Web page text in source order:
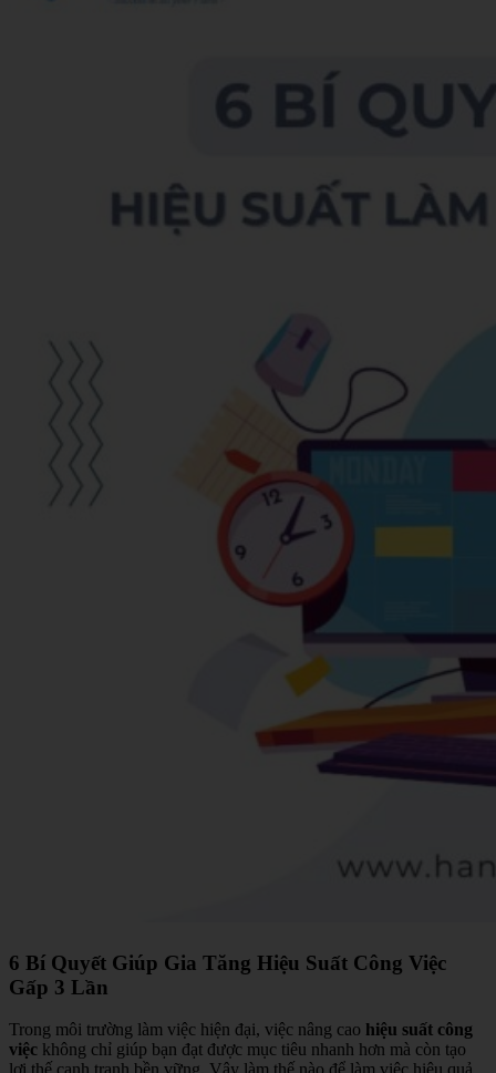
6 Bí Quyết Giúp Gia Tăng Hiệu Suất Công Việc
Gấp 3 Lần
Trong môi trường làm việc hiện đại, việc nâng cao hiệu suất công
việc không chỉ giúp bạn đạt được mục tiêu nhanh hơn mà còn tạo